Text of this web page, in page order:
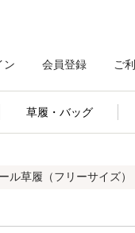
ン 会員登録 ご
草履・バッグ
ル草履（フリーサイズ